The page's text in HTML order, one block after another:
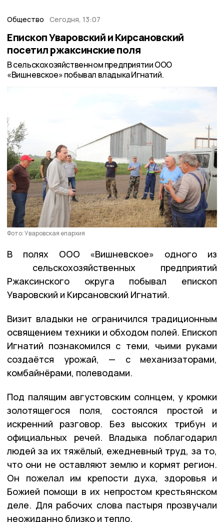
Общество Сегодня, 13:07
Епископ Уваровский и Кирсановский
посетил ржаксинские поля
В сельскохозяйственном предприятии ООО
«Вишневское» побывал владыка Игнатий.
Фото: Уваровская епархия
В полях ООО «Вишневское» одного из
сельскохозяйственных предприятий
Ржаксинского округа побывал епископ
Уваровский и Кирсановский Игнатий.
Визит владыки не ограничился традиционным
освящением техники и обходом полей. Епископ
Игнатий познакомился с теми, чьими руками
создаётся урожай, — с механизаторами,
комбайнёрами, полеводами.
Под палящим августовским солнцем, у кромки
золотящегося поля, состоялся простой и
искренний разговор. Без высоких трибун и
официальных речей. Владыка поблагодарил
людей за их тяжёлый, ежедневный труд, за то,
что они не оставляют землю и кормят регион.
Он пожелал им крепости духа, здоровья и
Божией помощи в их непростом крестьянском
деле. Для рабочих слова пастыря прозвучали
неожиданно близко и тепло.